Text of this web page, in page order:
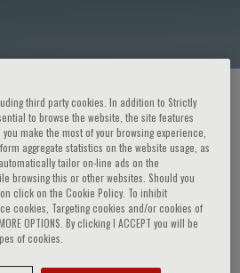
AND EVENTS / SPEAKER
faculty di Leadership e
della SDA Bocconi School
third party cookies. In addition to Strictly
to browse the website, the site features
make the most of your browsing experience,
aggregate statistics on the website usage, as
tailor on-line ads on the
browsing this or other websites. Should you
click on the Cookie Policy. To inhibit
cookies, Targeting cookies and/or cookies of
OPTIONS. By clicking I ACCEPT you will be
of cookies.